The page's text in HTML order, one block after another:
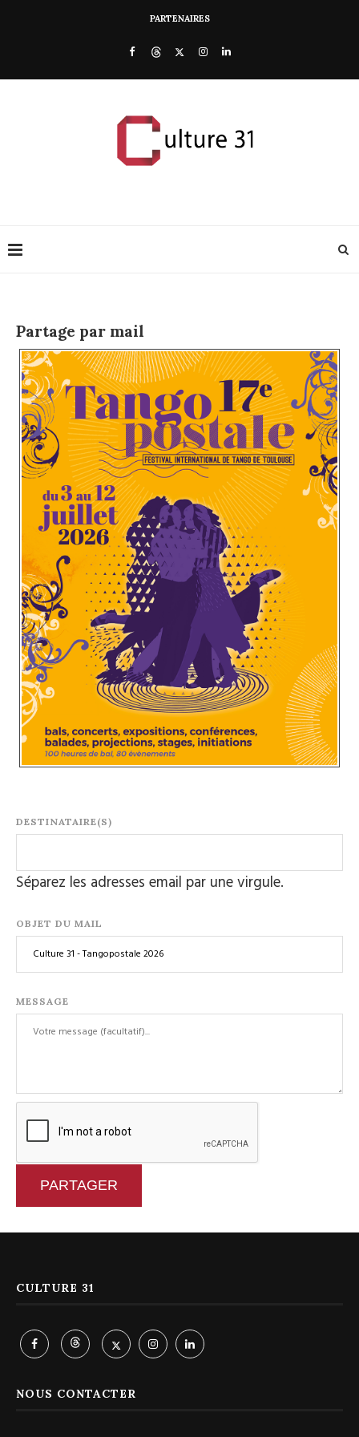
PARTENAIRES
Partage par mail
DESTINATAIRE(S)
Séparez les adresses email par une virgule.
OBJET DU MAIL
MESSAGE
PARTAGER
CULTURE 31
NOUS CONTACTER